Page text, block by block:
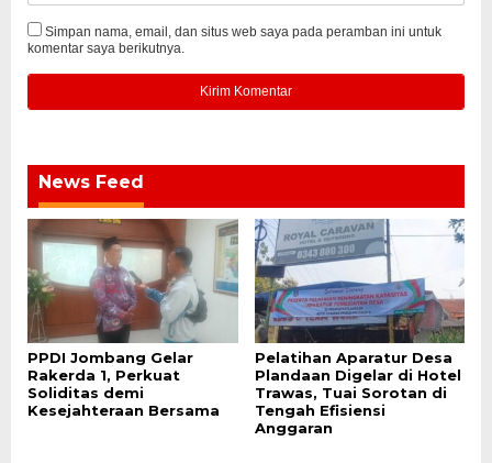
Simpan nama, email, dan situs web saya pada peramban ini untuk
komentar saya berikutnya.
News Feed
PPDI Jombang Gelar
Rakerda 1, Perkuat
Soliditas demi
Kesejahteraan Bersama
Pelatihan Aparatur Desa
Plandaan Digelar di Hotel
Trawas, Tuai Sorotan di
Tengah Efisiensi
Anggaran